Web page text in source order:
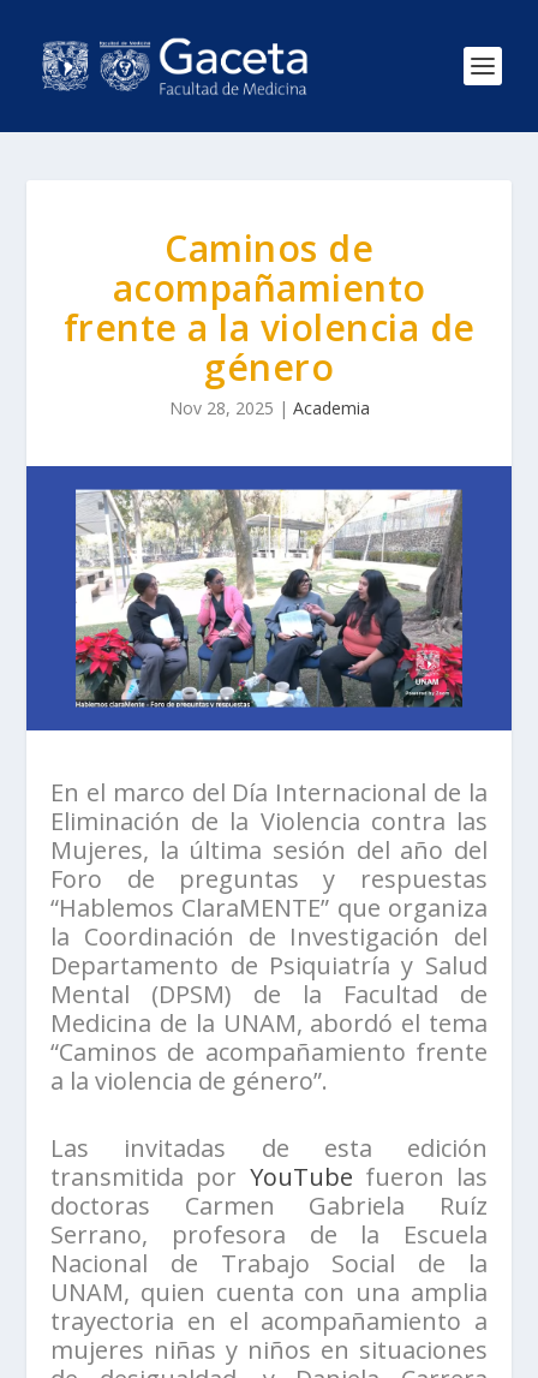
Caminos de
acompañamiento
frente a la violencia de
género
Nov 28, 2025 | Academia
En el marco del Día Internacional de la
Eliminación de la Violencia contra las
Mujeres, la última sesión del año del
Foro de preguntas y respuestas
“Hablemos ClaraMENTE” que organiza
la Coordinación de Investigación del
Departamento de Psiquiatría y Salud
Mental (DPSM) de la Facultad de
Medicina de la UNAM, abordó el tema
“Caminos de acompañamiento frente
a la violencia de género”.
Las invitadas de esta edición
transmitida por YouTube fueron las
doctoras Carmen Gabriela Ruíz
Serrano, profesora de la Escuela
Nacional de Trabajo Social de la
UNAM, quien cuenta con una amplia
trayectoria en el acompañamiento a
mujeres niñas y niños en situaciones